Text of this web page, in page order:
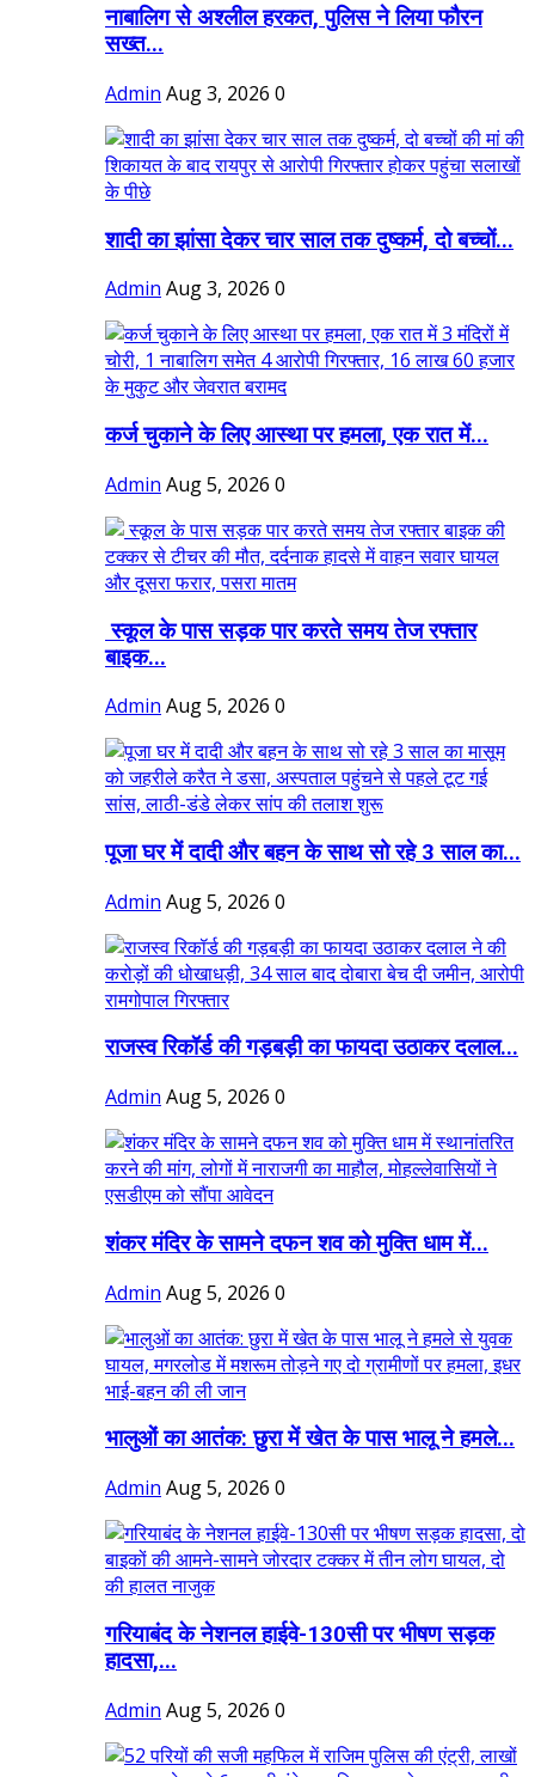
नाबालिग से अश्लील हरकत, पुलिस ने लिया फौरन
सख्त...
Admin Aug 3, 2026 0
शादी का झांसा देकर चार साल तक दुष्कर्म, दो बच्चों...
Admin Aug 3, 2026 0
कर्ज चुकाने के लिए आस्था पर हमला, एक रात में...
Admin Aug 5, 2026 0
स्कूल के पास सड़क पार करते समय तेज रफ्तार
बाइक...
Admin Aug 5, 2026 0
पूजा घर में दादी और बहन के साथ सो रहे 3 साल का...
Admin Aug 5, 2026 0
राजस्व रिकॉर्ड की गड़बड़ी का फायदा उठाकर दलाल...
Admin Aug 5, 2026 0
शंकर मंदिर के सामने दफन शव को मुक्ति धाम में...
Admin Aug 5, 2026 0
भालुओं का आतंक: छुरा में खेत के पास भालू ने हमले...
Admin Aug 5, 2026 0
गरियाबंद के नेशनल हाईवे-130सी पर भीषण सड़क
हादसा,...
Admin Aug 5, 2026 0